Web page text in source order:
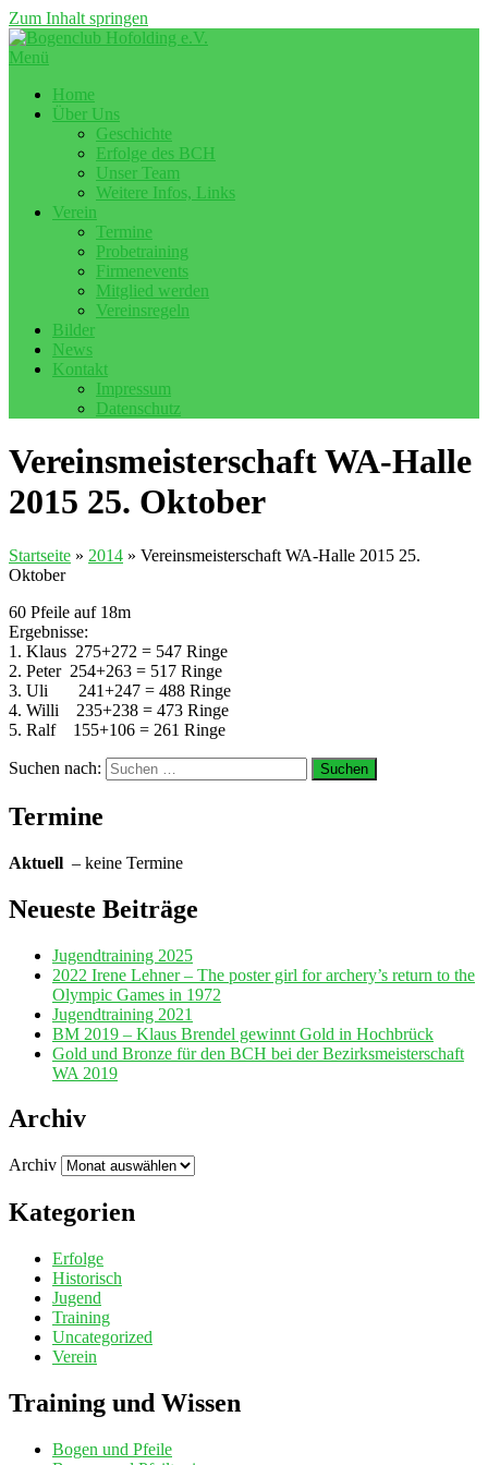
Zum Inhalt springen
Menü
Home
Über Uns
Geschichte
Erfolge des BCH
Unser Team
Weitere Infos, Links
Verein
Termine
Probetraining
Firmenevents
Mitglied werden
Vereinsregeln
Bilder
News
Kontakt
Impressum
Datenschutz
Vereinsmeisterschaft WA-Halle
2015 25. Oktober
Startseite » 2014 » Vereinsmeisterschaft WA-Halle 2015 25.
Oktober
60 Pfeile auf 18m
Ergebnisse:
1. Klaus 275+272 = 547 Ringe
2. Peter 254+263 = 517 Ringe
3. Uli 241+247 = 488 Ringe
4. Willi 235+238 = 473 Ringe
5. Ralf 155+106 = 261 Ringe
Suchen nach:
Termine
Aktuell – keine Termine
Neueste Beiträge
Jugendtraining 2025
2022 Irene Lehner – The poster girl for archery’s return to the
Olympic Games in 1972
Jugendtraining 2021
BM 2019 – Klaus Brendel gewinnt Gold in Hochbrück
Gold und Bronze für den BCH bei der Bezirksmeisterschaft
WA 2019
Archiv
Archiv
Kategorien
Erfolge
Historisch
Jugend
Training
Uncategorized
Verein
Training und Wissen
Bogen und Pfeile